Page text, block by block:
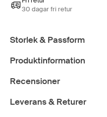
30 dagar fri retur
Storlek & Passform
Produktinformation
Recensioner
Leverans & Returer